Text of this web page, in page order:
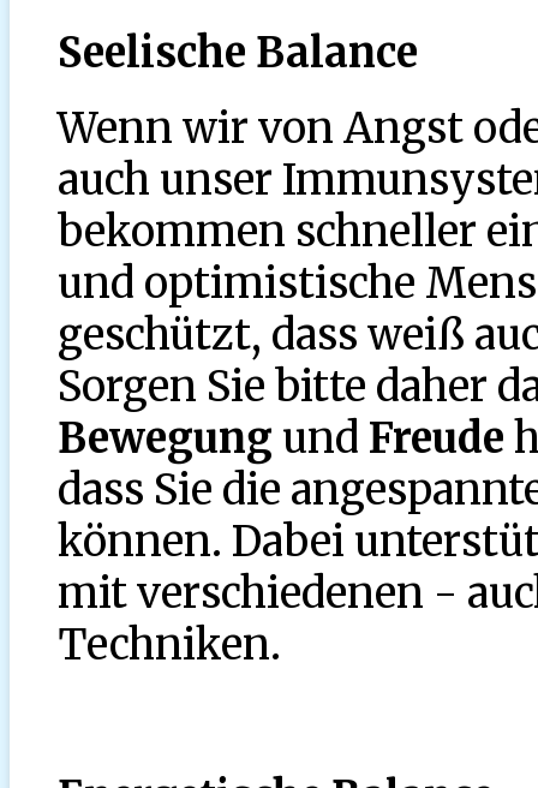
Seelische Balance
Wenn wir von Angst
auch unser
bekommen schneller
und optimistische
geschützt, dass weiß
Sorgen Sie bitte daher
Bewegung und Freude
dass Sie die
können. Dabei
mit verschiedenen -
Techniken.